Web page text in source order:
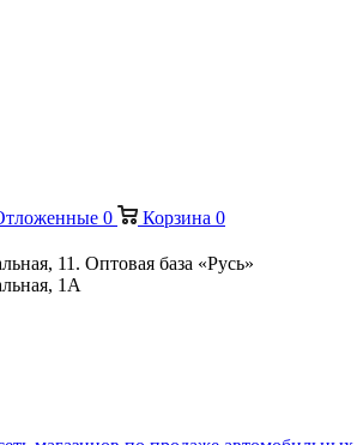
0 Корзина 0
11. Оптовая база «Русь»
1А